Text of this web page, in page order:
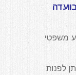
משפטי
לפנות